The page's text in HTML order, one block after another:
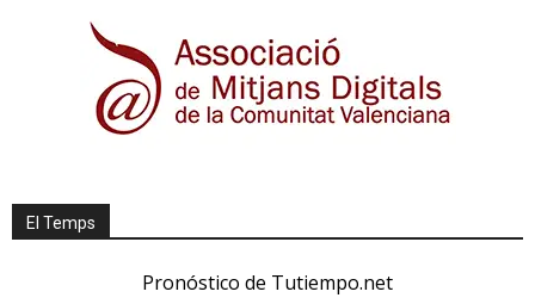
El Temps
Pronóstico de Tutiempo.net